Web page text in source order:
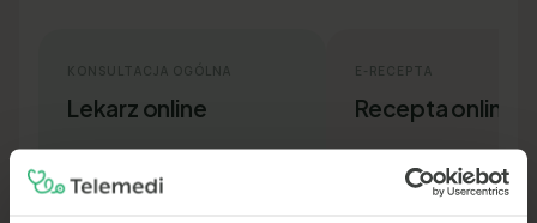
Lekarz online
E-RECEPTA
Recepta online